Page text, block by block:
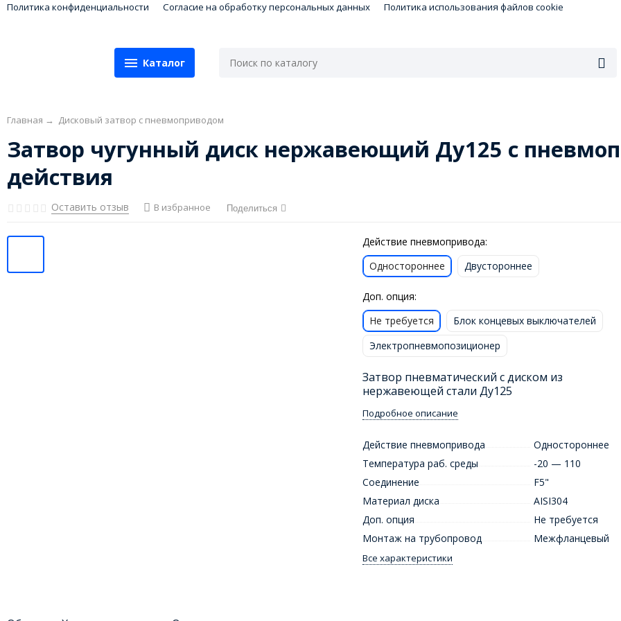
Политика конфиденциальности Согласие на обработку персональных данных Политика использования файлов cookie
Каталог
Главная → Дисковый затвор с пневмоприводом
Затвор чугунный диск нержавеющий Ду125 с
действия
Оставить отзыв В избранное Поделиться
Действие пневмопривода:
Одностороннее
Двустороннее
Доп. опция:
Не требуется
Блок концевых выключателей
Электропневмопозиционер
Затвор пневматический с диском из
нержавеющей стали Ду125
Подробное описание
Действие пневмопривода
Одностороннее
Температура раб. среды
-20 — 110
Соединение
F5"
Материал диска
AISI304
Доп. опция
Не требуется
Монтаж на трубопровод
Межфланцевый
Все характеристики